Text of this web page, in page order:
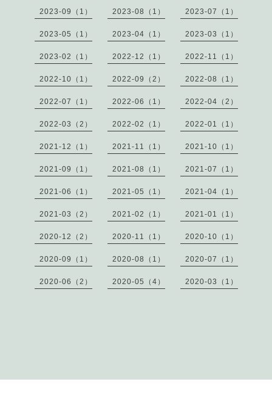
2023-09（1） 2023-08（1） 2023-07（1）
2023-05（1） 2023-04（1） 2023-03（1）
2023-02（1） 2022-12（1） 2022-11（1）
2022-10（1） 2022-09（2） 2022-08（1）
2022-07（1） 2022-06（1） 2022-04（2）
2022-03（2） 2022-02（1） 2022-01（1）
2021-12（1） 2021-11（1） 2021-10（1）
2021-09（1） 2021-08（1） 2021-07（1）
2021-06（1） 2021-05（1） 2021-04（1）
2021-03（2） 2021-02（1） 2021-01（1）
2020-12（2） 2020-11（1） 2020-10（1）
2020-09（1） 2020-08（1） 2020-07（1）
2020-06（2） 2020-05（4） 2020-03（1）